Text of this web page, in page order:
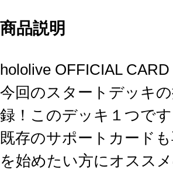
商品説明
hololive OFFICIAL
今回のスタートデッキ
録！このデッキ１つで
既存のサポートカード
を始めたい方にオスス